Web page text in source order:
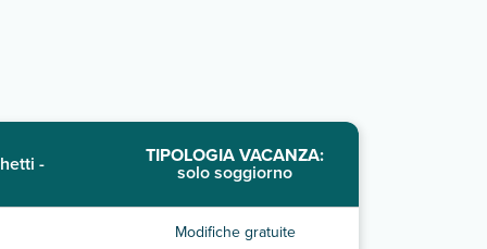
- TIPOLOGIA VACANZA:
solo soggiorno
Modifiche gratuite